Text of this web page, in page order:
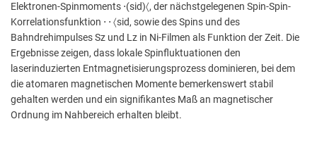
Elektronen-Spinmoments ⋅(sid)〈, der nächstgelegenen Spin-Spin-
Korrelationsfunktion ⋅ ⋅ 〈sid, sowie des Spins und des
Bahndrehimpulses Sz und Lz in Ni-Filmen als Funktion der Zeit. Die
Ergebnisse zeigen, dass lokale Spinfluktuationen den
laserinduzierten Entmagnetisierungsprozess dominieren, bei dem
die atomaren magnetischen Momente bemerkenswert stabil
gehalten werden und ein signifikantes Maß an magnetischer
Ordnung im Nahbereich erhalten bleibt.